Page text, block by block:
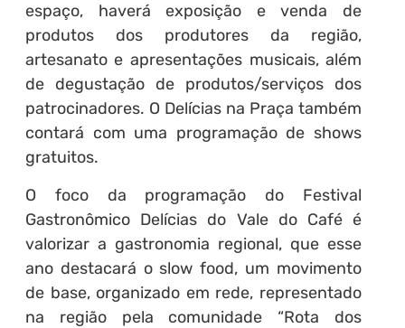
espaço, haverá exposição e venda de
produtos dos produtores da região,
artesanato e apresentações musicais, além
de degustação de produtos/serviços dos
patrocinadores. O Delícias na Praça também
contará com uma programação de shows
gratuitos.
O foco da programação do Festival
Gastronômico Delícias do Vale do Café é
valorizar a gastronomia regional, que esse
ano destacará o slow food, um movimento
de base, organizado em rede, representado
na região pela comunidade “Rota dos